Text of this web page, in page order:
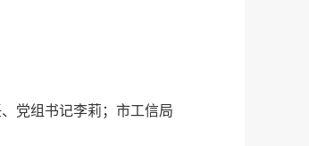
党组书记李莉；市工信局